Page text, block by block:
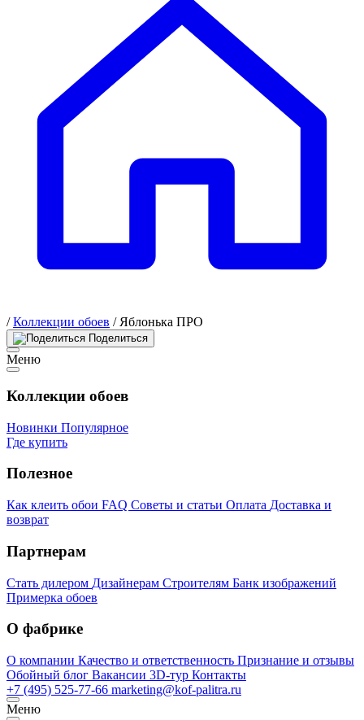
/Коллекции обоев / Яблонька ПРО
Поделиться
Меню
Коллекции обоев
Новинки Популярное
Где купить
Полезное
Как клеить обои FAQ Советы и статьи Оплата Доставка и
возврат
Партнерам
Стать дилером Дизайнерам Строителям Банк изображений
Примерка обоев
О фабрике
О компании Качество и ответственность Признание и отзывы
Обойный блог Вакансии 3D-тур Контакты
+7 (495) 525-77-66 marketing@kof-palitra.ru
Меню